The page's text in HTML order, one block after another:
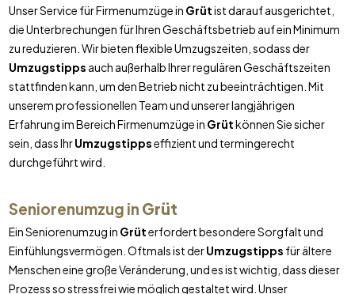
Unser Service für Firmenumzüge in Grütist darauf ausgerichtet,
die Unterbrechungen für Ihren Geschäftsbetrieb auf ein Minimum
zu reduzieren. Wir bieten flexible Umzugszeiten, sodass der
Umzugstipps auch außerhalb Ihrer regulären Geschäftszeiten
stattfinden kann, um den Betrieb nicht zu beeinträchtigen. Mit
unserem professionellen Team und unserer langjährigen
Erfahrung im Bereich Firmenumzüge in Grütkönnen Sie sicher
sein, dass IhrUmzugstippseffizient und termingerecht
durchgeführt wird.
Seniorenumzug in Grüt
Ein Seniorenumzug in Grüterfordert besondere Sorgfalt und
Einfühlungsvermögen. Oftmals ist derUmzugstipps für ältere
Menschen eine große Veränderung, und es ist wichtig, dass dieser
Prozess so stressfrei wie möglich gestaltet wird. Unser